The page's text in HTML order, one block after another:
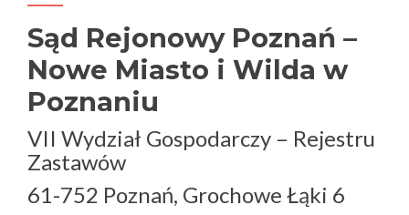
Sąd Rejonowy Poznań –
Nowe Miasto i Wilda w
Poznaniu
VII Wydział Gospodarczy – Rejestru
Zastawów
61-752 Poznań, Grochowe Łąki 6